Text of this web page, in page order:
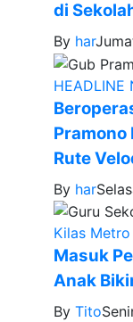
di
By har
HEADLINE
Pramono
Rute
By har
Kilas Metro
Masuk
Anak
By Tito